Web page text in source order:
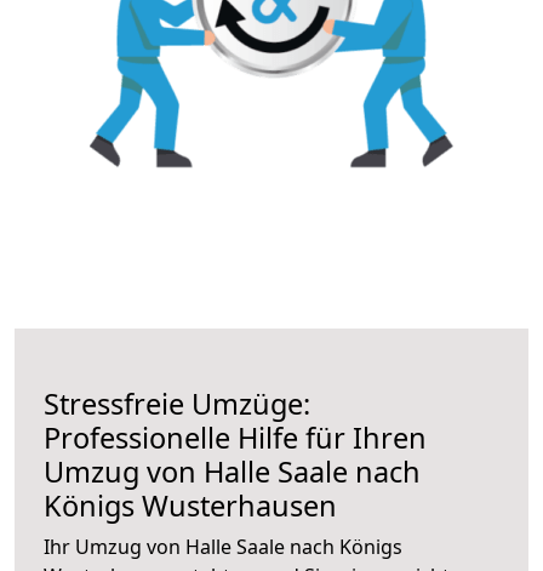
Stressfreie Umzüge:
Professionelle Hilfe für Ihren
Umzug von Halle Saale nach
Königs Wusterhausen
Ihr Umzug von Halle Saale nach Königs